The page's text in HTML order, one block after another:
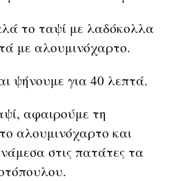
το ταψί με λαδόκολλα
με αλουμινόχαρτο.
ψήνουμε για 40 λεπτά.
αφαιρούμε τη
αλουμινόχαρτο και
στις πατάτες τα